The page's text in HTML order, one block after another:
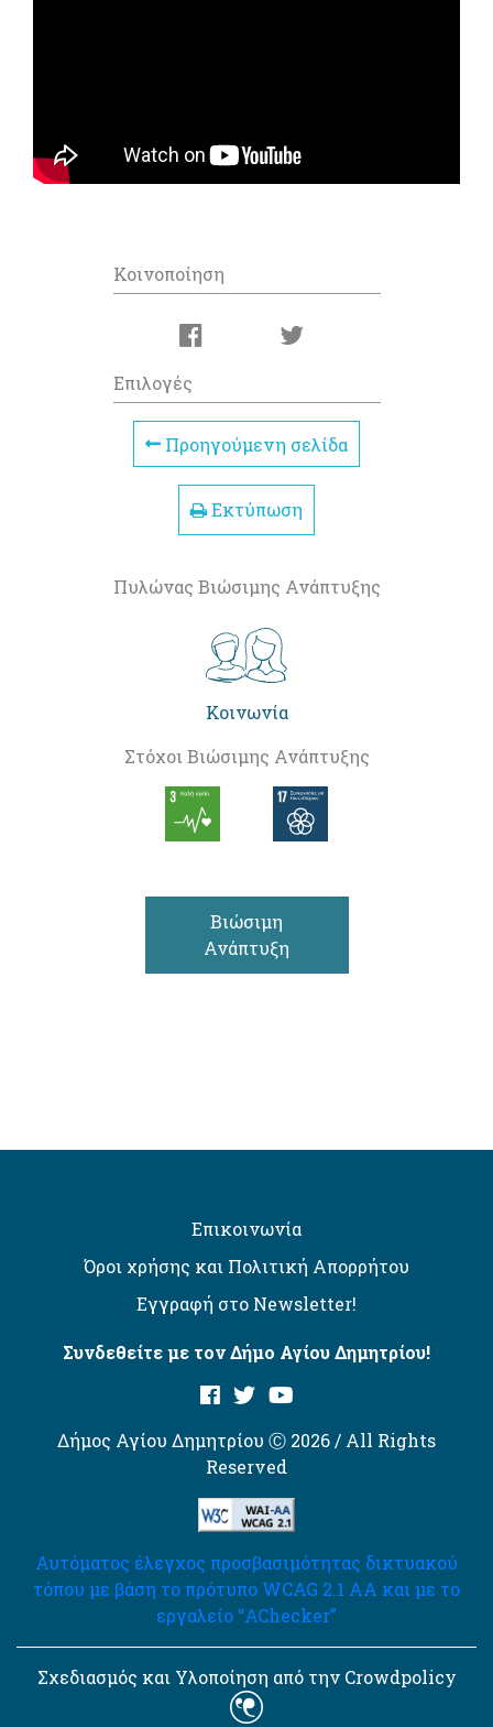
Κοινοποίηση
Επιλογές
Προηγούμενη σελίδα
Εκτύπωση
Πυλώνας Βιώσιμης Ανάπτυξης
Κοινωνία
Στόχοι Βιώσιμης Ανάπτυξης
Βιώσιμη
Ανάπτυξη
Επικοινωνία
Όροι χρήσης και Πολιτική Απορρήτου
Εγγραφή στο Newsletter!
Συνδεθείτε με τον Δήμο Αγίου Δημητρίου!
Δήμος Αγίου Δημητρίου Ⓒ 2026 / All Rights
Reserved
Αυτόματος έλεγχος προσβασιμότητας δικτυακού
τόπου με βάση το πρότυπο WCAG 2.1 AA και με το
εργαλείο “AChecker”
Σχεδιασμός και Υλοποίηση από την Crowdpolicy